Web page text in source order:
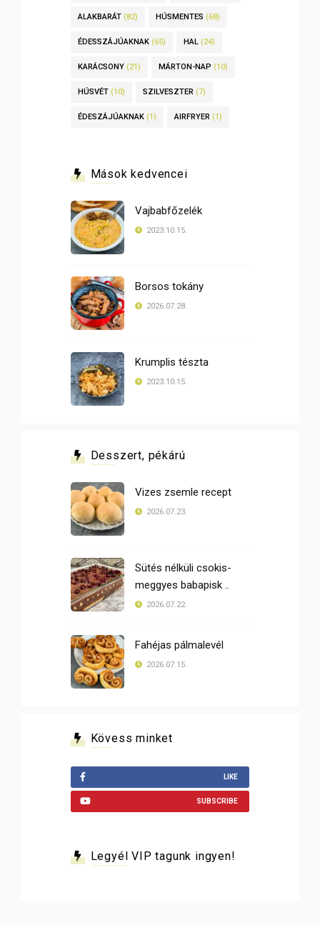
ALAKBARÁT (82) HÚSMENTES (68)
ÉDESSZÁJÚAKNAK (65) HAL (24)
KARÁCSONY (21) MÁRTON-NAP (10)
HÚSVÉT (10) SZILVESZTER (7)
ÉDESZÁJÚAKNAK (1) AIRFRYER (1)
Mások kedvencei
Vajbabfőzelék
2023.10.15.
Borsos tokány
2026.07.28.
Krumplis tészta
2023.10.15.
Desszert, pékárú
Vizes zsemle recept
2026.07.23.
Sütés nélküli csokis-
meggyes babapisk ..
2026.07.22.
Fahéjas pálmalevél
2026.07.15.
Kövess minket
LIKE
SUBSCRIBE
Legyél VIP tagunk ingyen!